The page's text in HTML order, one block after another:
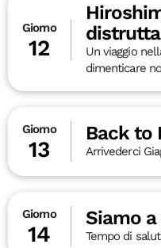
Giorno
12
Un viaggio
dimenticare
Giorno
13
Back to
Arrivederci
Giorno
14
Siamo
Tempo di